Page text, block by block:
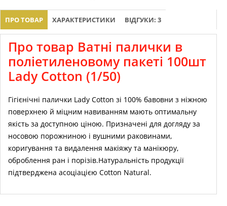
ПРО ТОВАР ХАРАКТЕРИСТИКИ ВІДГУКИ: 3
Про товар Ватні палички в
поліетиленовому пакеті 100шт
Lady Cotton (1/50)
Гігієнічні палички Lady Cotton зі 100% бавовни з ніжною
поверхнею й міцним навиванням мають оптимальну
якість за доступною ціною. Призначені для догляду за
носовою порожниною і вушними раковинами,
коригування та видалення макіяжу та манікюру,
оброблення ран і порізів.Натуральність продукції
підтверджена асоціацією Cotton Natural.